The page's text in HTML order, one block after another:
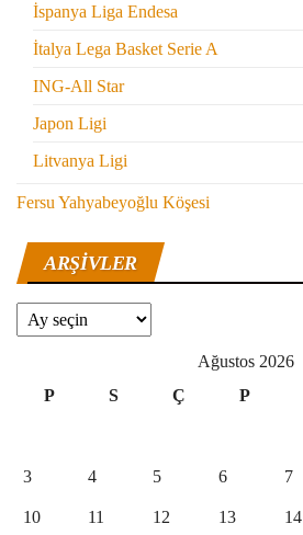
İspanya Liga Endesa
İtalya Lega Basket Serie A
ING-All Star
Japon Ligi
Litvanya Ligi
Fersu Yahyabeyoğlu Köşesi
ARŞIVLER
Arşivler
Ağustos 2026
P
S Ç P
3 4 5 6 7
10 11 12 13 14